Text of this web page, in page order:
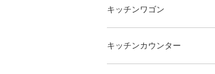
キッチンワゴン
キッチンカウンター